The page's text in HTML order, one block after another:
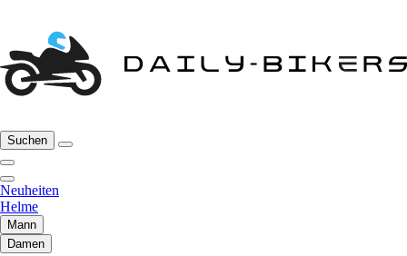
Suchen
Neuheiten
Helme
Mann
Damen